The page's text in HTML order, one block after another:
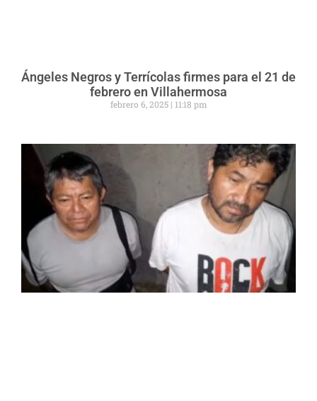
Ángeles Negros y Terrícolas firmes para el 21 de
febrero en Villahermosa
febrero 6, 2025 11:18 pm